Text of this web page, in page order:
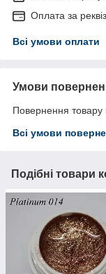
Оплата за
Всі умови оплати
Умови
Повернення товару
Всі умови
Подібні товари